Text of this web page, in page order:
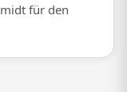
für den